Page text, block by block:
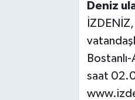
Deniz
saat